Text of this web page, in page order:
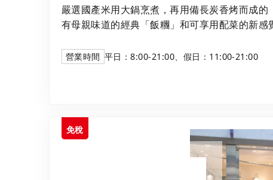
嚴選國產米用大鍋烹煮，再用備長炭香烤而成
有母親味道的經典「飯糰」和可享用配菜的新感
營業時間 平日：8:00-21:00、假日：11:00-21:00
免稅